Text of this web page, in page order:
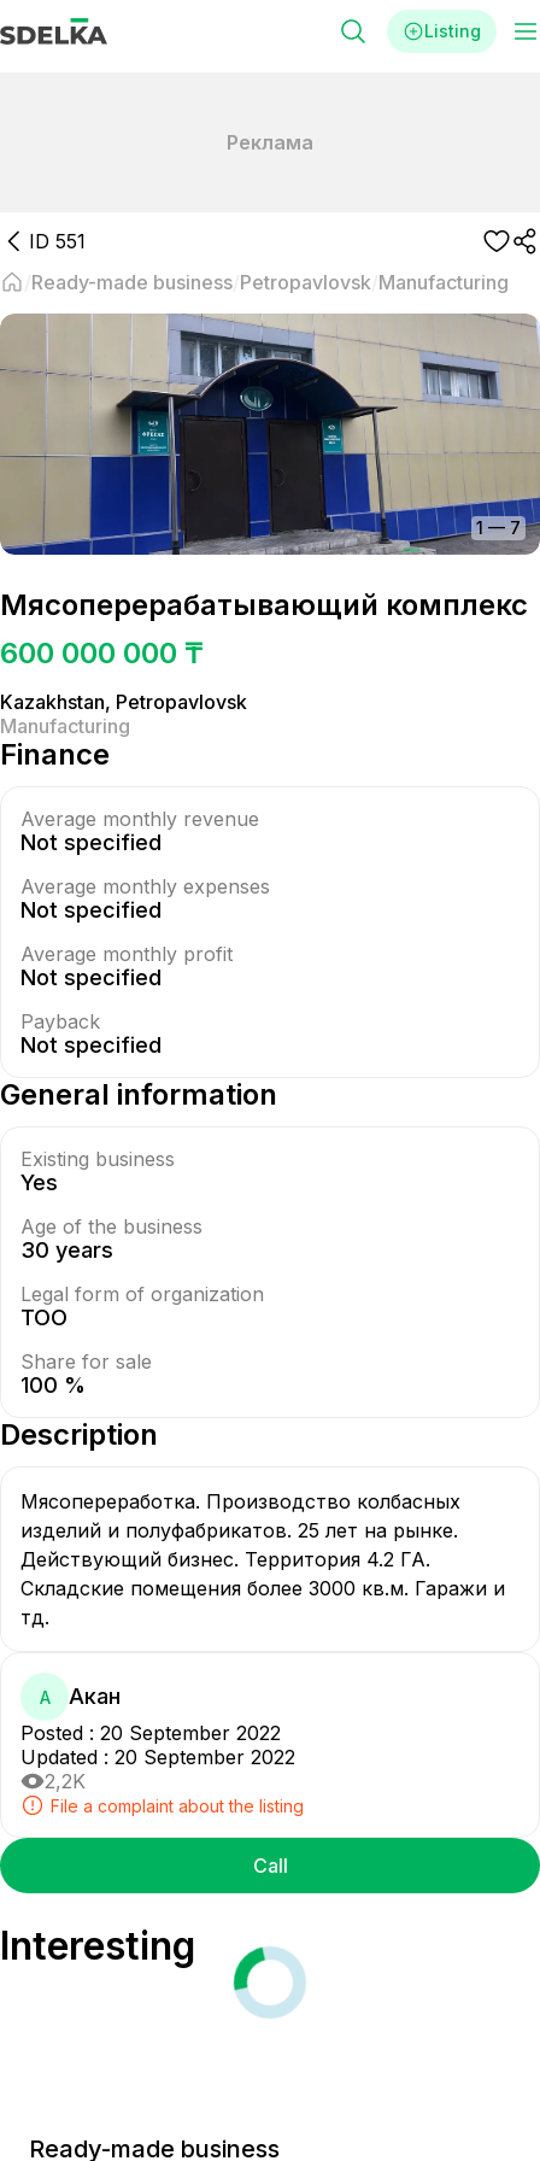
Listing
Реклама
ID 551
Ready-made business Petropavlovsk Manufacturing
1 — 7
Мясоперерабатывающий комплекс
600 000 000 ₸
Kazakhstan, Petropavlovsk
Manufacturing
Finance
Average monthly revenue
Not specified
Average monthly expenses
Not specified
Average monthly profit
Not specified
Payback
Not specified
General information
Existing business
Yes
Age of the business
30 years
Legal form of organization
ТОО
Share for sale
100 %
Description
Мясопереработка. Производство колбасных
изделий и полуфабрикатов. 25 лет на рынке.
Действующий бизнес. Территория 4.2 ГА.
Складские помещения более 3000 кв.м. Гаражи и
тд.
А Акан
Posted : 20 September 2022
Updated : 20 September 2022
2,2K
File a complaint about the listing
Call
Interesting
Ready-made business